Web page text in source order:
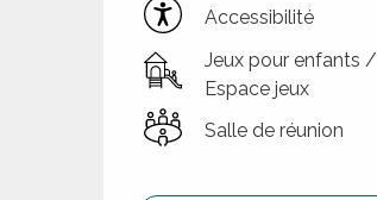
Accessibilité
Jeux pour enfants /
Espace jeux
Salle de réunion